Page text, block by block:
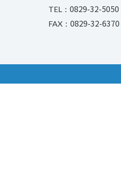
TEL： 0829-32-5050
FAX： 0829-32-6370